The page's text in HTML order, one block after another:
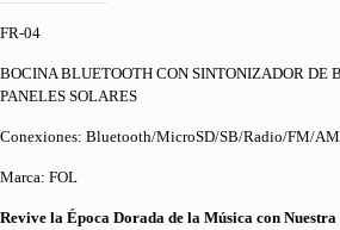
FR-04
BOCINA BLUETOOTH CON SINTONIZADOR DE
PANELES SOLARES
Conexiones: Bluetooth/MicroSD/SB/Radio/FM/
Marca: FOL
Revive la Época Dorada de la Música con